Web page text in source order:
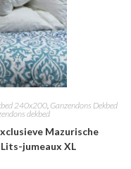
240x200, Ganzendons Dekbed
dekbed
Mazurische
jumeaux XL